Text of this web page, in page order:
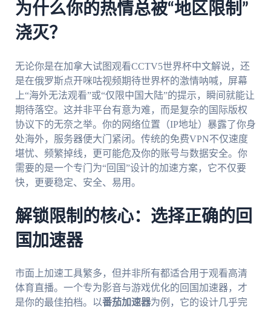
为什么你的热情总被“地区限制”
浇灭？
无论你是在加拿大试图观看CCTV5世界杯中文解说，还
是在俄罗斯点开咪咕视频期待世界杯的激情呐喊，屏幕
上“海外无法观看”或“仅限中国大陆”的提示，瞬间就能让
期待落空。这并非平台有意为难，而是复杂的国际版权
协议下的无奈之举。你的网络位置（IP地址）暴露了你身
处海外，服务器便大门紧闭。传统的免费VPN不仅速度
堪忧、频繁掉线，更可能危及你的账号与数据安全。你
需要的是一个专门为“回国”设计的加速方案，它不仅要
快，更要稳定、安全、易用。
解锁限制的核心：选择正确的回
国加速器
市面上加速工具繁多，但并非所有都适合用于观看高清
体育直播。一个专为影音与游戏优化的回国加速器，才
是你的最佳拍档。以番茄加速器为例，它的设计几乎完